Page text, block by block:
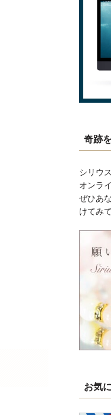
奇跡
シリウ
オンラ
ぜひあ
けてみて
お気